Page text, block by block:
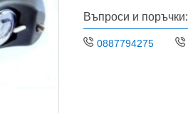
Въпроси и поръчки:
0887794275